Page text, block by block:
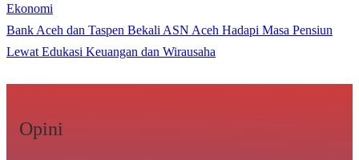
Ekonomi
Bank Aceh dan Taspen Bekali ASN Aceh Hadapi Masa Pensiun
Lewat Edukasi Keuangan dan Wirausaha
Opini